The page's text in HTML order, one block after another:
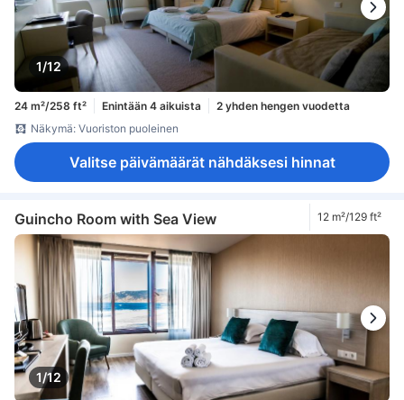
1/12
24 m²/258 ft² Enintään 4 aikuista
2 yhden hengen vuodetta
Näkymä: Vuoriston puoleinen
Valitse päivämäärät nähdäksesi hinnat
Guincho Room with Sea View 12 m²/129 ft²
1/12